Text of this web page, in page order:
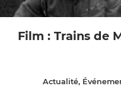
Film : Trains de
Actualité,